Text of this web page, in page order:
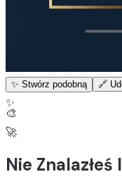
✨ Stwórz podobną 🔗
✨
🎨
🚀
Nie